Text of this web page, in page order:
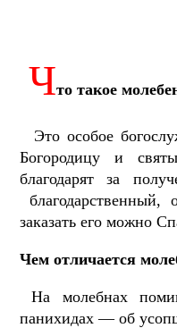
Что такое
Это особое
Богородицу и
благодарят за
заказать его можно
Чем отличается
На молебнах
панихидах — об